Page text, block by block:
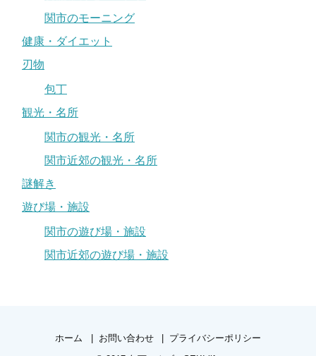
関市のモーニング
健康・ダイエット
刃物
包丁
観光・名所
関市の観光・名所
関市近郊の観光・名所
謎解き
遊び場・施設
関市の遊び場・施設
関市近郊の遊び場・施設
ホーム お問い合わせ
プライバシーポリシー